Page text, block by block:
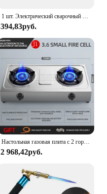
1 шт. Электрический сварочный аппарат Заземляющий зажим 800A-1000A Соединительный зажим аргоновая дуговая сварочная машина Заземляющий зажим 300A 500A Заземляющий зажим
394,83руб.
Настольная газовая плита с 2 горелками, двойная горелка из нержавеющей стали, бытовая печь с сильным огнем, сжиженный природный коцинный газ
2 968,42руб.